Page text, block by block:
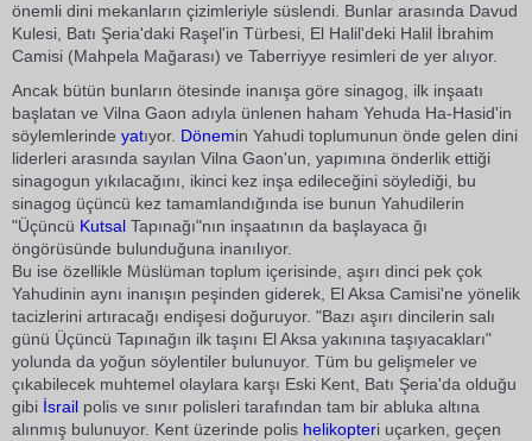
önemli dini mekanların çizimleriyle süslendi. Bunlar arasında Davud
Kulesi, Batı Şeria'daki Raşel'in Türbesi, El Halil'deki Halil İbrahim
Camisi (Mahpela Mağarası) ve Taberriyye resimleri de yer alıyor.
Ancak bütün bunların ötesinde inanışa göre sinagog, ilk inşaatı
başlatan ve Vilna Gaon adıyla ünlenen haham Yehuda Ha-Hasid'in
söylemlerinde yatıyor. Dönemin Yahudi toplumunun önde gelen dini
liderleri arasında sayılan Vilna Gaon'un, yapımına önderlik ettiği
sinagogun yıkılacağını, ikinci kez inşa edileceğini söylediği, bu
sinagog üçüncü kez tamamlandığında ise bunun Yahudilerin
"Üçüncü Kutsal Tapınağı"nın inşaatının da başlayaca ğı
öngörüsünde bulunduğuna inanılıyor.
Bu ise özellikle Müslüman toplum içerisinde, aşırı dinci pek çok
Yahudinin aynı inanışın peşinden giderek, El Aksa Camisi'ne yönelik
tacizlerini artıracağı endişesi doğuruyor. "Bazı aşırı dincilerin salı
günü Üçüncü Tapınağın ilk taşını El Aksa yakınına taşıyacakları"
yolunda da yoğun söylentiler bulunuyor. Tüm bu gelişmeler ve
çıkabilecek muhtemel olaylara karşı Eski Kent, Batı Şeria'da olduğu
gibi İsrail polis ve sınır polisleri tarafından tam bir abluka altına
alınmış bulunuyor. Kent üzerinde polis helikopteri uçarken, geçen